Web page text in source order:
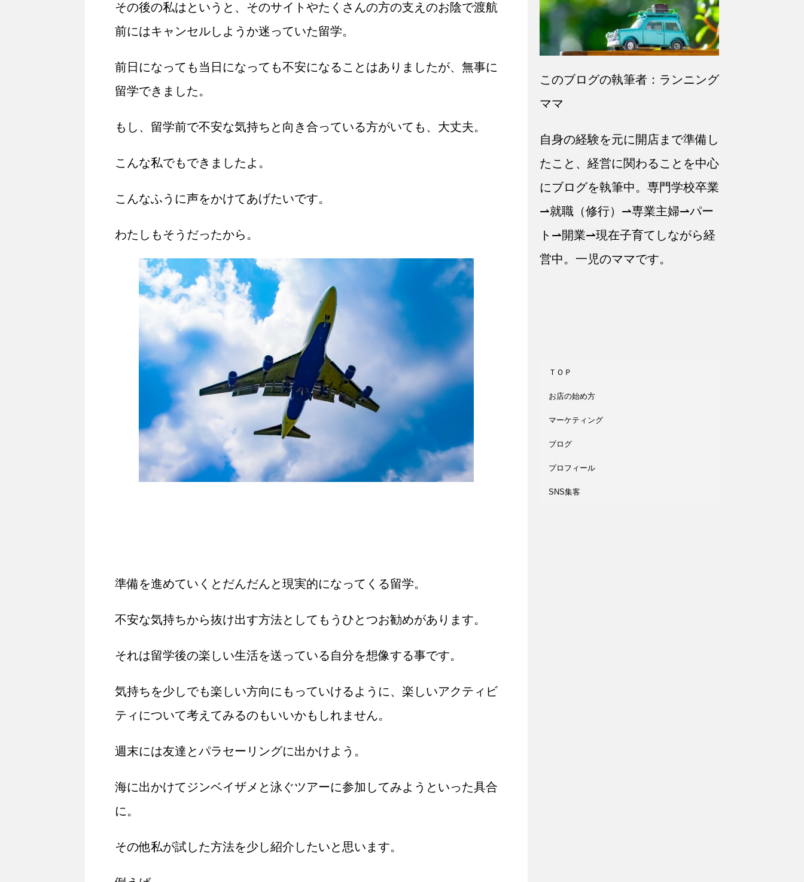
その後の私はというと、そのサイトやたくさんの方の支えのお陰で渡航
前にはキャンセルしようか迷っていた留学。
前日になっても当日になっても不安になることはありましたが、無事に
留学できました。
もし、留学前で不安な気持ちと向き合っている方がいても、大丈夫。
こんな私でもできましたよ。
こんなふうに声をかけてあげたいです。
わたしもそうだったから。
準備を進めていくとだんだんと現実的になってくる留学。
不安な気持ちから抜け出す方法としてもうひとつお勧めがあります。
それは留学後の楽しい生活を送っている自分を想像する事です。
気持ちを少しでも楽しい方向にもっていけるように、楽しいアクティビ
ティについて考えてみるのもいいかもしれません。
週末には友達とパラセーリングに出かけよう。
海に出かけてジンベイザメと泳ぐツアーに参加してみようといった具合
に。
その他私が試した方法を少し紹介したいと思います。
このブログの執筆者：ランニング
ママ
自身の経験を元に開店まで準備し
たこと、経営に関わることを中心
にブログを執筆中。専門学校卒業
⇀就職（修行）⇀専業主婦⇀パー
ト⇀開業⇀現在子育てしながら経
営中。一児のママです。
ＴＯＰ
お店の始め方
マーケティング
ブログ
プロフィール
SNS集客